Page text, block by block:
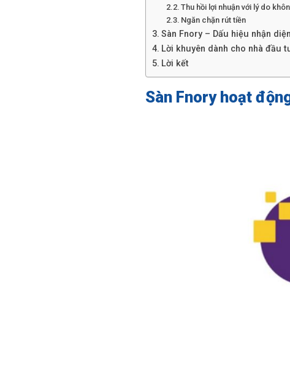
Thu hồi lợi nhuận với lý do
Ngăn chặn rút tiền
Sàn Fnory – Dấu hiệu nhận
Lời khuyên dành cho nhà đầu
Lời kết
Sàn Fnory hoạt